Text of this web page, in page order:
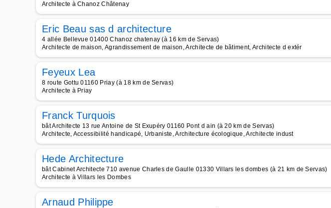
Architecte à Chanoz Châtenay
Eric Beau sas d architecture
4 allée Bellevue 01400 Chanoz chatenay (à 16 km de Servas)
Architecte de maison, Agrandissement de maison, Architecte de bâtiment, Architecte d extér
Feyeux Lea
8 route Gottu 01160 Priay (à 18 km de Servas)
Architecte à Priay
Franck Turquois
bât Architecte 13 rue Antoine de St Exupéry 01160 Pont d ain (à 20 km de Servas)
Architecte, Accessibilité handicapé, Urbaniste, Architecture écologique, Architecte indust
Hede Architecture
bât Cabinet Architecte 710 avenue Charles de Gaulle 01330 Villars les dombes (à 21 km de Servas)
Architecte à Villars les Dombes
Arnaud Philippe